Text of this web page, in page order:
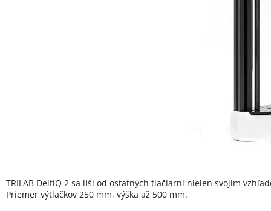
TRILAB DeltiQ 2 sa líši od ostatných tlačiarní nielen svojím
Priemer výtlačkov 250 mm, výška až 500 mm.